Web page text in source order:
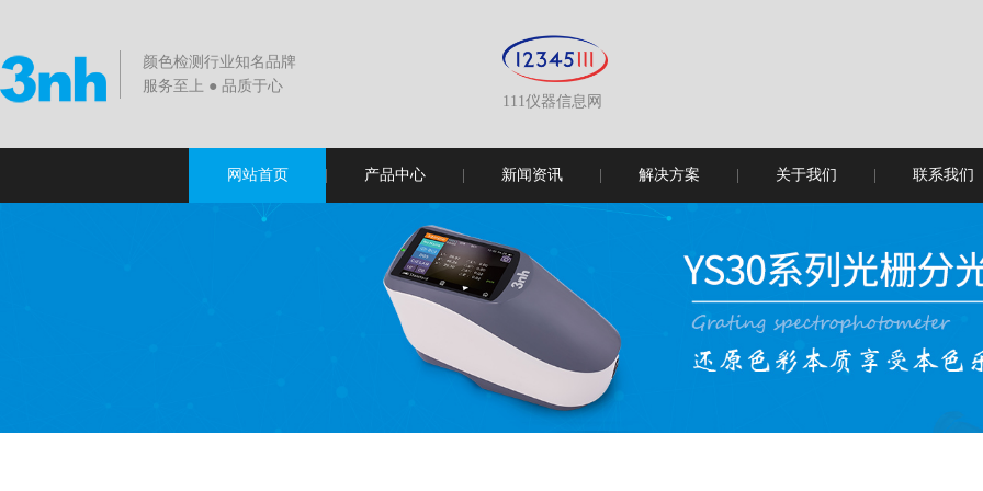
颜色检测行业知名品牌
服务至上 ● 品质于心
111仪器信息网
网站首页 产品中心 新闻资讯 解决方案 关于我们 联系我们